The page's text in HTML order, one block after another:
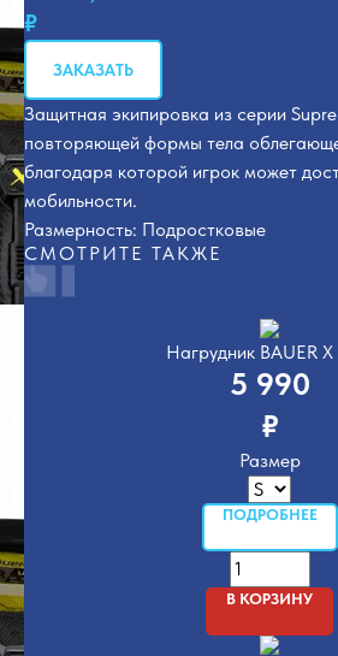
₽
ЗАКАЗАТЬ
Защитная экипировка из серии
повторяющей формы тела
благодаря которой игрок может
мобильности.
Размерность: Подростковые
СМОТРИТЕ ТАКЖЕ
Нагрудник BAUER X
5 990
₽
Размер
ПОДРОБНЕЕ
В КОРЗИНУ